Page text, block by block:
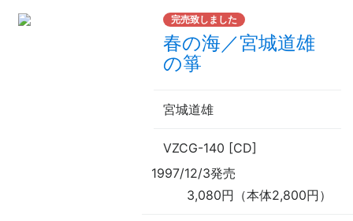
完売致しました
春の海／宮城道雄
の箏
宮城道雄
VZCG-140 [CD]
1997/12/3発売
3,080円（本体2,800円）